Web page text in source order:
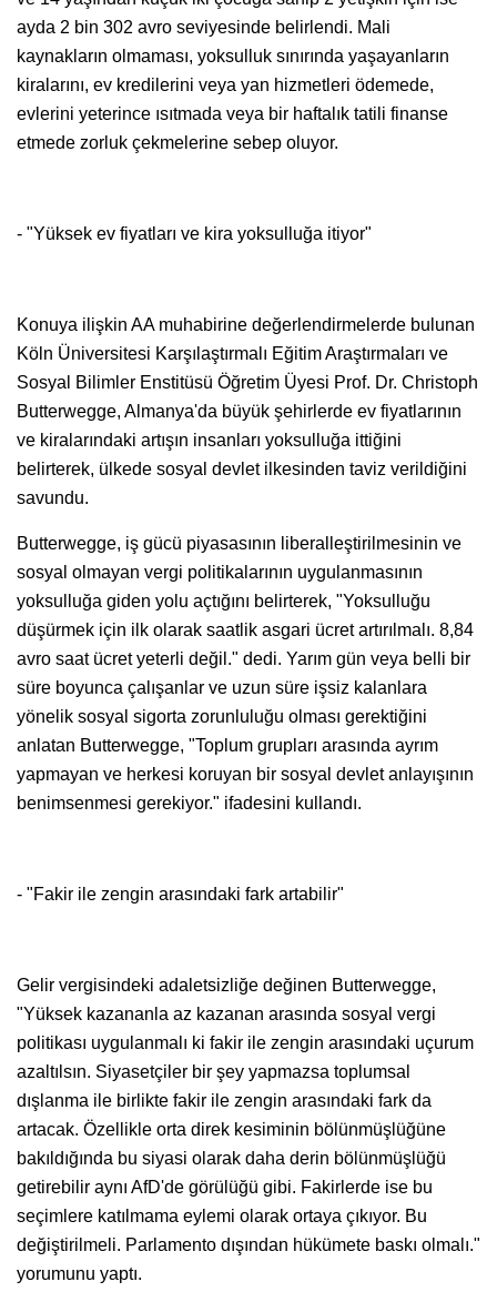
ayda 2 bin 302 avro seviyesinde belirlendi. Mali
kaynakların olmaması, yoksulluk sınırında yaşayanların
kiralarını, ev kredilerini veya yan hizmetleri ödemede,
evlerini yeterince ısıtmada veya bir haftalık tatili finanse
etmede zorluk çekmelerine sebep oluyor.
- "Yüksek ev fiyatları ve kira yoksulluğa itiyor"
Konuya ilişkin AA muhabirine değerlendirmelerde bulunan
Köln Üniversitesi Karşılaştırmalı Eğitim Araştırmaları ve
Sosyal Bilimler Enstitüsü Öğretim Üyesi Prof. Dr. Christoph
Butterwegge, Almanya'da büyük şehirlerde ev fiyatlarının
ve kiralarındaki artışın insanları yoksulluğa ittiğini
belirterek, ülkede sosyal devlet ilkesinden taviz verildiğini
savundu.
Butterwegge, iş gücü piyasasının liberalleştirilmesinin ve
sosyal olmayan vergi politikalarının uygulanmasının
yoksulluğa giden yolu açtığını belirterek, "Yoksulluğu
düşürmek için ilk olarak saatlik asgari ücret artırılmalı. 8,84
avro saat ücret yeterli değil." dedi. Yarım gün veya belli bir
süre boyunca çalışanlar ve uzun süre işsiz kalanlara
yönelik sosyal sigorta zorunluluğu olması gerektiğini
anlatan Butterwegge, "Toplum grupları arasında ayrım
yapmayan ve herkesi koruyan bir sosyal devlet anlayışının
benimsenmesi gerekiyor." ifadesini kullandı.
- "Fakir ile zengin arasındaki fark artabilir"
Gelir vergisindeki adaletsizliğe değinen Butterwegge,
"Yüksek kazananla az kazanan arasında sosyal vergi
politikası uygulanmalı ki fakir ile zengin arasındaki uçurum
azaltılsın. Siyasetçiler bir şey yapmazsa toplumsal
dışlanma ile birlikte fakir ile zengin arasındaki fark da
artacak. Özellikle orta direk kesiminin bölünmüşlüğüne
bakıldığında bu siyasi olarak daha derin bölünmüşlüğü
getirebilir aynı AfD'de görülüğü gibi. Fakirlerde ise bu
seçimlere katılmama eylemi olarak ortaya çıkıyor. Bu
değiştirilmeli. Parlamento dışından hükümete baskı olmalı."
yorumunu yaptı.